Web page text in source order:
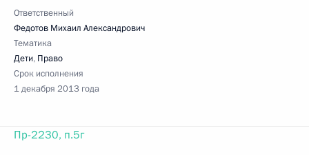
Ответственный
Федотов Михаил Александрович
Тематика
Дети, Право
Срок исполнения
1 декабря 2013 года
Пр-2230, п.5г